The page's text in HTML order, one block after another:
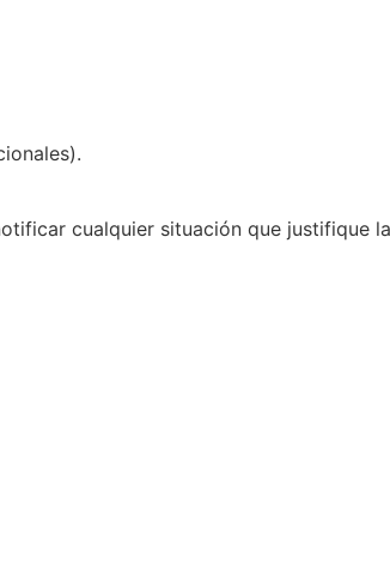
cualquier situación que justifique la